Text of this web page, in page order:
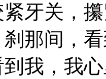
关，攥
那间，
我，我